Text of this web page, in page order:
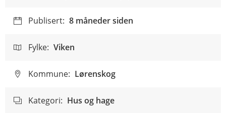
Publisert: 8 måneder siden
Fylke: Viken
Kommune: Lørenskog
Kategori: Hus og hage